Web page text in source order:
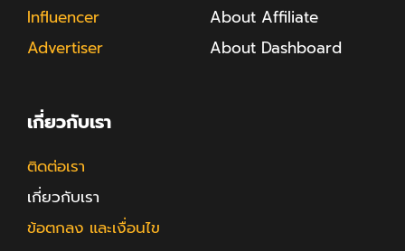
Influencer
Advertiser
About Affiliate
About Dashboard
เกี่ยวกับเรา
ติดต่อเรา
เกี่ยวกับเรา
ข้อตกลง และเงื่อนไข